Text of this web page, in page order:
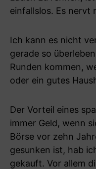
einfallslos. Es nervt
Ich kann es nicht
gerade so
Runden kommen,
oder ein gutes
Der Vorteil eines
immer Geld, wenn
Börse vor zehn
gesunken ist, hab
gekauft. Vor allem